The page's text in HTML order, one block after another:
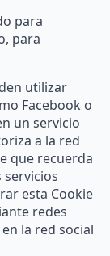
para
para
utilizar
Facebook o
un servicio
a la red
que recuerda
servicios
esta Cookie
redes
la red social